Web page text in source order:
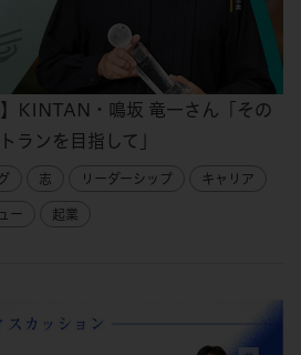
】KINTAN・鳴坂 竜一さん「その
ランを目指して」
志 リーダーシップ キャリア
ー 起業